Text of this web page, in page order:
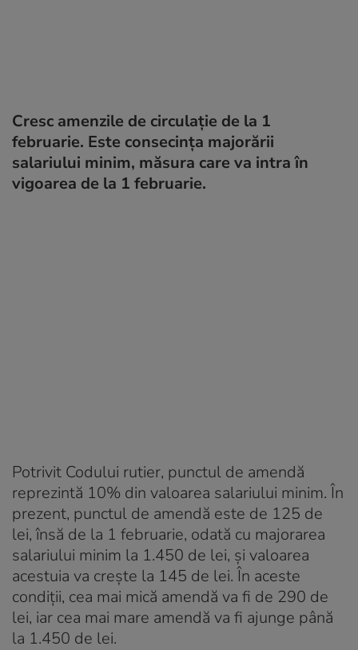
Cresc amenzile de circulație de la 1
februarie. Este consecința majorării
salariului minim, măsura care va intra în
vigoarea de la 1 februarie.
Potrivit Codului rutier, punctul de amendă
reprezintă 10% din valoarea salariului minim. În
prezent, punctul de amendă este de 125 de
lei, însă de la 1 februarie, odată cu majorarea
salariului minim la 1.450 de lei, și valoarea
acestuia va crește la 145 de lei. În aceste
condiții, cea mai mică amendă va fi de 290 de
lei, iar cea mai mare amendă va fi ajunge până
la 1.450 de lei.